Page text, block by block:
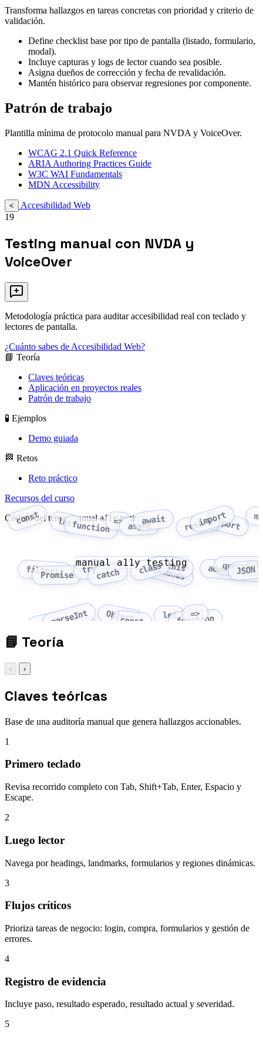
Transforma hallazgos en tareas concretas con prioridad y criterio de
validación.
Define checklist base por tipo de pantalla (listado, formulario,
modal).
Incluye capturas y logs de lector cuando sea posible.
Asigna dueños de corrección y fecha de revalidación.
Mantén histórico para observar regresiones por componente.
Patrón de trabajo
Plantilla mínima de protocolo manual para NVDA y VoiceOver.
WCAG 2.1 Quick Reference
ARIA Authoring Practices Guide
W3C WAI Fundamentals
MDN Accessibility
<
Accesibilidad Web
19
Testing manual con NVDA y
VoiceOver
Metodología práctica para auditar accesibilidad real con teclado y
lectores de pantalla.
¿Cuánto sabes de Accesibilidad Web?
📘 Teoría
Claves teóricas
Aplicación en proyectos reales
Patrón de trabajo
🧪 Ejemplos
Demo guiada
🏁 Retos
Reto práctico
Recursos del curso
Código del tema: manual a11y testing
const letfunction => asyncawait return
importexport
filter()
Promise
trycatch classextends
this JSON
fetch
parseInt
Array Object
const letfunction
=>
manual a11y testing
📘 Teoría
‹ ›
Claves teóricas
Base de una auditoría manual que genera hallazgos accionables.
1
Primero teclado
Revisa recorrido completo con Tab, Shift+Tab, Enter, Espacio y
Escape.
2
Luego lector
Navega por headings, landmarks, formularios y regiones dinámicas.
3
Flujos críticos
Prioriza tareas de negocio: login, compra, formularios y gestión de
errores.
4
Registro de evidencia
Incluye paso, resultado esperado, resultado actual y severidad.
5